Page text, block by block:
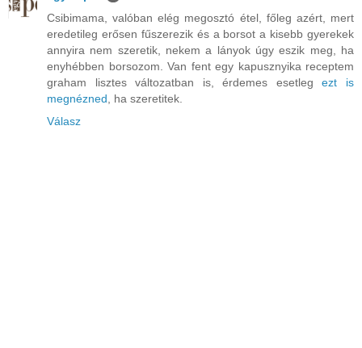
Csibimama, valóban elég megosztó étel, főleg azért, mert
eredetileg erősen fűszerezik és a borsot a kisebb gyerekek
annyira nem szeretik, nekem a lányok úgy eszik meg, ha
enyhébben borsozom. Van fent egy kapusznyika receptem
graham lisztes változatban is, érdemes esetlegezt is
megnézned, ha szeretitek.
Válasz